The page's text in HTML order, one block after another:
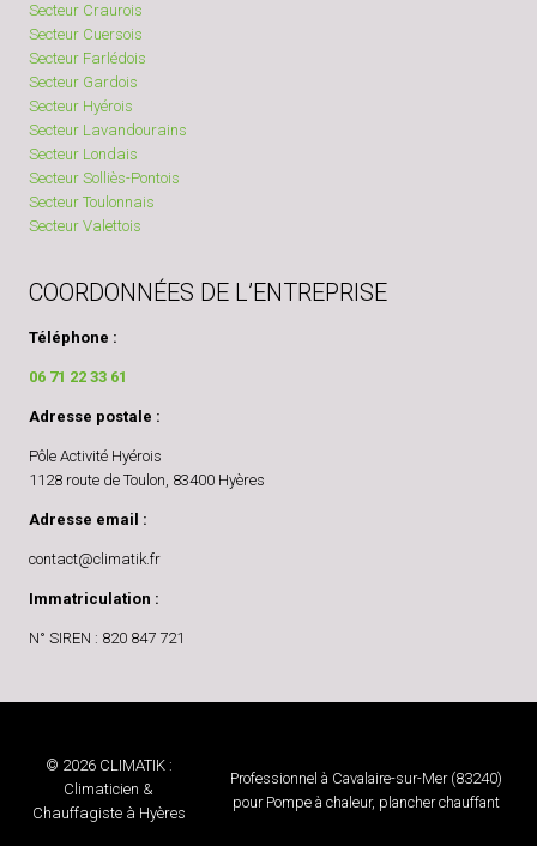
Secteur Craurois
Secteur Cuersois
Secteur Farlédois
Secteur Gardois
Secteur Hyérois
Secteur Lavandourains
Secteur Londais
Secteur Solliès-Pontois
Secteur Toulonnais
Secteur Valettois
COORDONNÉES DE L’ENTREPRISE
Téléphone :
06 71 22 33 61
Adresse postale :
Pôle Activité Hyérois
1128 route de Toulon, 83400 Hyères
Adresse email :
contact@climatik.fr
Immatriculation :
N° SIREN : 820 847 721
© 2026 CLIMATIK :
Climaticien &
Chauffagiste à Hyères
Professionnel à Cavalaire-sur-Mer (83240)
pour Pompe à chaleur, plancher chauffant